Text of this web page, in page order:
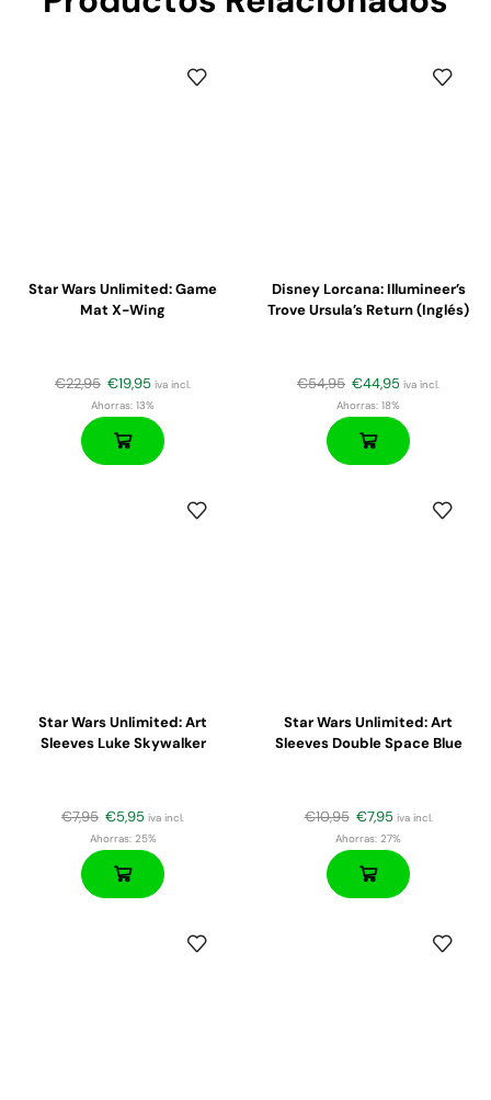
Star Wars Unlimited: Game
Mat X-Wing
€22,95 €19,95 iva incl.
Ahorras: 13%
Disney Lorcana: Illumineer’s
Trove Ursula’s Return (Inglés)
€54,95 €44,95 iva incl.
Ahorras: 18%
Star Wars Unlimited: Art
Sleeves Luke Skywalker
€7,95 €5,95 iva incl.
Ahorras:25%
Star Wars Unlimited: Art
Sleeves Double Space Blue
€10,95 €7,95 iva incl.
Ahorras: 27%